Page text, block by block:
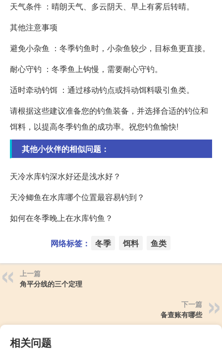
天气条件 ：晴朗天气、多云阴天、早上有雾后转晴。
其他注意事项
避免小杂鱼 ：冬季钓鱼时，小杂鱼较少，目标鱼更直接。
耐心守钓 ：冬季鱼上钩慢，需要耐心守钓。
适时牵动钓饵 ：通过移动钓点或抖动饵料吸引鱼类。
请根据这些建议准备您的钓鱼装备，并选择合适的钓位和
饵料，以提高冬季钓鱼的成功率。祝您钓鱼愉快!
其他小伙伴的相似问题：
天冷水库钓深水好还是浅水好？
天冷鲫鱼在水库哪个位置最容易钓到？
如何在冬季晚上在水库钓鱼？
网络标签： 冬季 饵料 鱼类
上一篇
角平分线的三个定理
下一篇
备查账有哪些
相关问题